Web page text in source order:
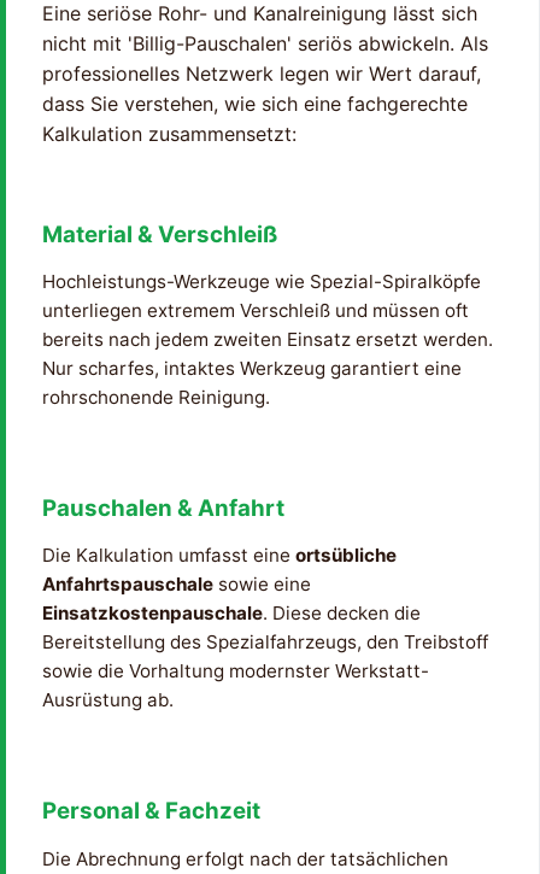
Eine seriöse Rohr- und Kanalreinigung lässt sich
nicht mit 'Billig-Pauschalen' seriös abwickeln. Als
professionelles Netzwerk legen wir Wert darauf,
dass Sie verstehen, wie sich eine fachgerechte
Kalkulation zusammensetzt:
Material & Verschleiß
Hochleistungs-Werkzeuge wie Spezial-Spiralköpfe
unterliegen extremem Verschleiß und müssen oft
bereits nach jedem zweiten Einsatz ersetzt werden.
Nur scharfes, intaktes Werkzeug garantiert eine
rohrschonende Reinigung.
Pauschalen & Anfahrt
Die Kalkulation umfasst eine ortsübliche
Anfahrtspauschale sowie eine
Einsatzkostenpauschale. Diese decken die
Bereitstellung des Spezialfahrzeugs, den Treibstoff
sowie die Vorhaltung modernster Werkstatt-
Ausrüstung ab.
Personal & Fachzeit
Die Abrechnung erfolgt nach der tatsächlichen